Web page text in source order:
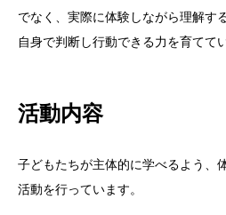
でなく、実際に体験しながら理解す
自身で判断し行動できる力を育てて
活動内容
子どもたちが主体的に学べるよう、
活動を行っています。